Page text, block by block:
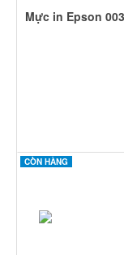
Mực in Epson
CÒN HÀNG